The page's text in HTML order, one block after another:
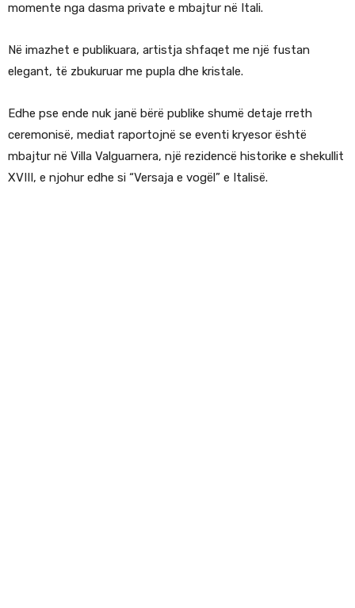
momente nga dasma private e mbajtur në Itali.
Në imazhet e publikuara, artistja shfaqet me një fustan
elegant, të zbukuruar me pupla dhe kristale.
Edhe pse ende nuk janë bërë publike shumë detaje rreth
ceremonisë, mediat raportojnë se eventi kryesor është
mbajtur në Villa Valguarnera, një rezidencë historike e shekullit
XVIII, e njohur edhe si “Versaja e vogël” e Italisë.